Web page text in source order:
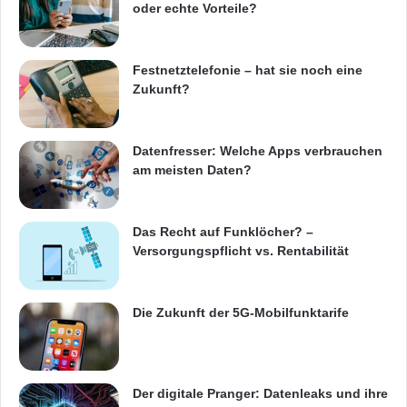
Dabei lassen die Systeme zahlreiche
interessante Spielereien zu. Lassen Sie sich
beispielsweise morgens durch ein sanftes
Licht wecken, das nach und nach heller wird.
Abends ist es hingegen sinnvoll, ein warmes,
gedimmtes Licht zu wählen, welches Sie beim
Entspannen begleitet.
Smart-Home-Geräte mithilfe
von SIM-Datenkarten ohne
WLAN nutzen
Einige Smart-Home-Geräte sind auf eine
stabileInternetverbindungangewiesen, um
oder echte Vorteile?
Festnetztelefonie – hat sie noch eine
Zukunft?
Datenfresser: Welche Apps verbrauchen
am meisten Daten?
Das Recht auf Funklöcher? –
Versorgungspflicht vs. Rentabilität
Die Zukunft der 5G-Mobilfunktarife
Der digitale Pranger: Datenleaks und ihre